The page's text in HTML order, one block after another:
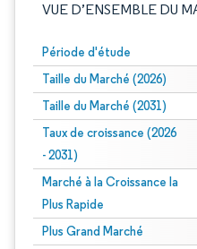
VUE D’ENSEMBLE DU
Période d'étude
Taille du Marché (2026)
Taille du Marché (2031)
Taux de croissance (2026
- 2031)
Marché à la Croissance la
Plus Rapide
Plus Grand Marché